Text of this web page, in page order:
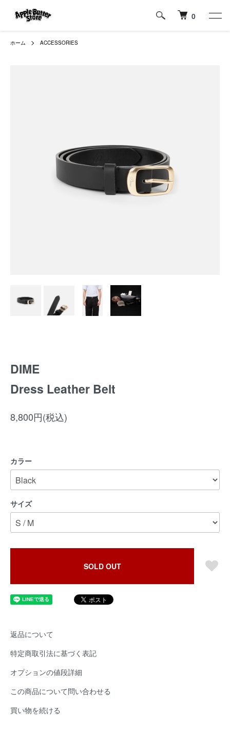
0
ホーム ACCESSORIES
DIME
Dress Leather Belt
8,800円(税込)
カラー
サイズ
SOLD OUT
返品について
特定商取引法に基づく表記
オプションの値段詳細
この商品について問い合わせる
買い物を続ける